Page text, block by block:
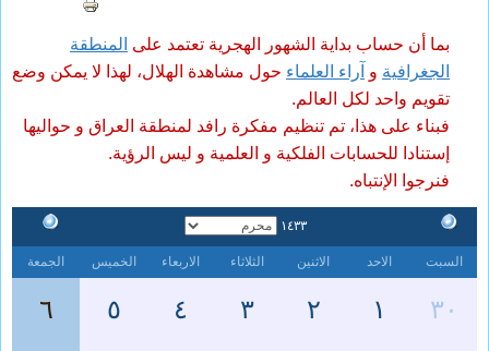
بما أن حساب بداية الشهور الهجرية تعتمد على المنطقة
الجغرافية و آراء العلماء حول مشاهدة الهلال، لهذا لا يمكن وضع
تقويم واحد لكل العالم.
فبناء على هذا، تم تنظيم مفكرة رافد لمنطقة العراق و حواليها
إستنادا للحسابات الفلكية و العلمية و ليس الرؤية.
فنرجوا الإنتباه.
١٤٣٣
السبت الاحد الاثنين الثلاثاء الاربعاء الخميس الجمعة
٣٠ ١ ٢ ٣ ٤ ٥ ٦